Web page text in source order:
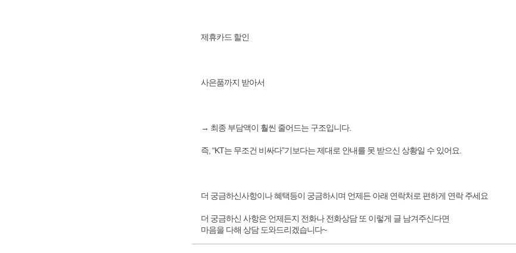
제휴카드 할인
사은품까지 받아서
→ 최종 부담액이 훨씬 줄어드는 구조입니다.
즉, “KT는 무조건 비싸다”기보다는 제대로 안내를 못 받으신 상황일 수 있어요.
더 궁금하신사항이나 혜택등이 궁금하시며 언제든 아래 연락처로 편하게 연락 주세요
더 궁금하신 사항은 언제든지 전화나 전화상담 또 이렇게 글 남겨주신다면
마음을 다해 상담 도와드리겠습니다~